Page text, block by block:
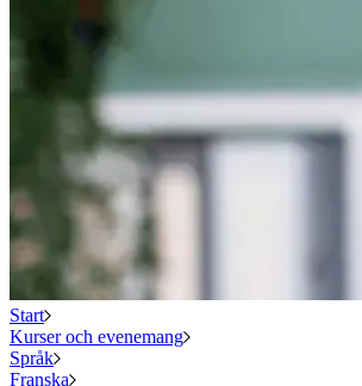
Start
Kurser och evenemang
Språk
Franska